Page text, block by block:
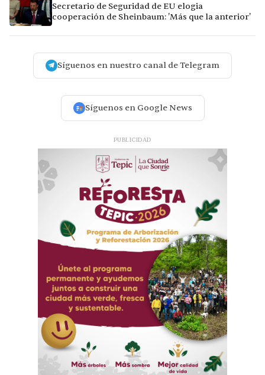
Secretario de Seguridad de EU elogia
cooperación de Sheinbaum: 'Más que la anterior'
Síguenos en nuestro canal de Telegram
Síguenos en Google News
PUBLICIDAD